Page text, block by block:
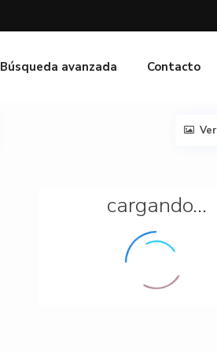
Búsqueda avanzada Contacto
cargando...
Ver